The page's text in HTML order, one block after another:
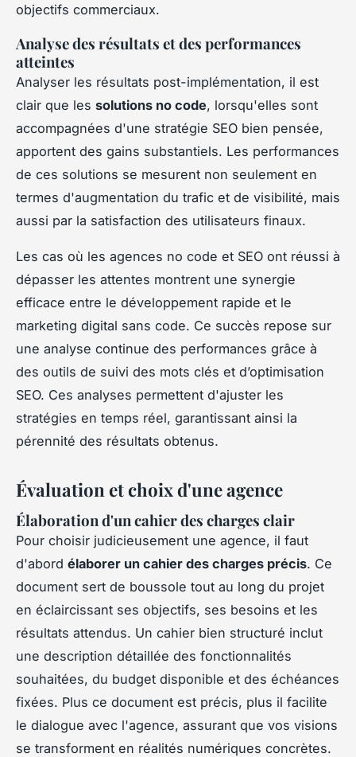
objectifs commerciaux.
Analyse des résultats et des performances
atteintes
Analyser les résultats post-implémentation, il est
clair que les solutions no code, lorsqu'elles sont
accompagnées d'une stratégie SEO bien pensée,
apportent des gains substantiels. Les performances
de ces solutions se mesurent non seulement en
termes d'augmentation du trafic et de visibilité, mais
aussi par la satisfaction des utilisateurs finaux.
Les cas où les agences no code et SEO ont réussi à
dépasser les attentes montrent une synergie
efficace entre le développement rapide et le
marketing digital sans code. Ce succès repose sur
une analyse continue des performances grâce à
des outils de suivi des mots clés et d’optimisation
SEO. Ces analyses permettent d'ajuster les
stratégies en temps réel, garantissant ainsi la
pérennité des résultats obtenus.
Évaluation et choix d'une agence
Élaboration d'un cahier des charges clair
Pour choisir judicieusement une agence, il faut
d'abord élaborer un cahier des charges précis. Ce
document sert de boussole tout au long du projet
en éclaircissant ses objectifs, ses besoins et les
résultats attendus. Un cahier bien structuré inclut
une description détaillée des fonctionnalités
souhaitées, du budget disponible et des échéances
fixées. Plus ce document est précis, plus il facilite
le dialogue avec l'agence, assurant que vos visions
se transforment en réalités numériques concrètes.